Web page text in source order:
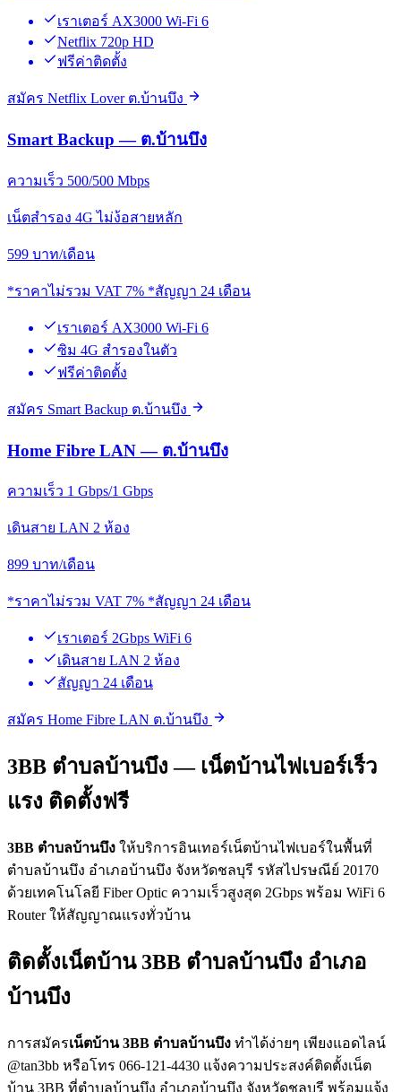
เราเตอร์ AX3000 Wi-Fi 6
Netflix 720p HD
ฟรีค่าติดตั้ง
สมัคร Netflix Lover ต.บ้านบึง
Smart Backup — ต.บ้านบึง
ความเร็ว 500/500 Mbps
เน็ตสำรอง 4G ไม่ง้อสายหลัก
599 บาท/เดือน
*ราคาไม่รวม VAT 7% *สัญญา 24 เดือน
เราเตอร์ AX3000 Wi-Fi 6
ซิม 4G สำรองในตัว
ฟรีค่าติดตั้ง
สมัคร Smart Backup ต.บ้านบึง
Home Fibre LAN — ต.บ้านบึง
ความเร็ว 1 Gbps/1 Gbps
เดินสาย LAN 2 ห้อง
899 บาท/เดือน
*ราคาไม่รวม VAT 7% *สัญญา 24 เดือน
เราเตอร์ 2Gbps WiFi 6
เดินสาย LAN 2 ห้อง
สัญญา 24 เดือน
สมัคร Home Fibre LAN ต.บ้านบึง
3BB ตำบลบ้านบึง — เน็ตบ้านไฟเบอร์เร็ว
แรง ติดตั้งฟรี
3BB ตำบลบ้านบึง ให้บริการอินเทอร์เน็ตบ้านไฟเบอร์ในพื้นที่
ตำบลบ้านบึง อำเภอบ้านบึง จังหวัดชลบุรี รหัสไปรษณีย์ 20170
ด้วยเทคโนโลยี Fiber Optic ความเร็วสูงสุด 2Gbps พร้อม WiFi 6
Router ให้สัญญาณแรงทั่วบ้าน
ติดตั้งเน็ตบ้าน 3BB ตำบลบ้านบึง อำเภอ
บ้านบึง
การสมัครเน็ตบ้าน 3BB ตำบลบ้านบึง ทำได้ง่ายๆ เพียงแอดไลน์
@tan3bb หรือโทร 066-121-4430 แจ้งความประสงค์ติดตั้งเน็ต
บ้าน 3BB ที่ตำบลบ้านบึง อำเภอบ้านบึง จังหวัดชลบุรี พร้อมแจ้ง